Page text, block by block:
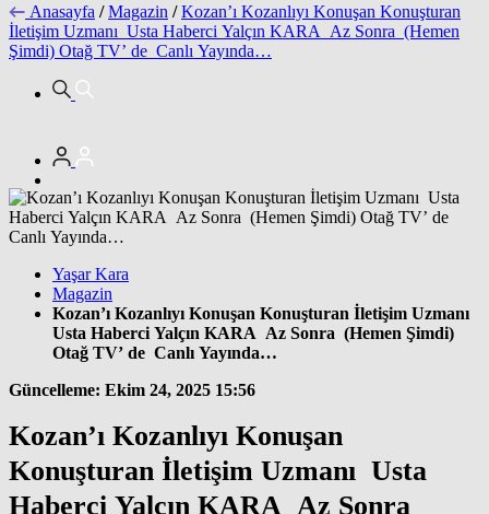
Anasayfa / Magazin / Kozan’ı Kozanlıyı Konuşan Konuşturan
İletişim Uzmanı Usta Haberci Yalçın KARA Az Sonra (Hemen
Şimdi) Otağ TV’ de Canlı Yayında…
Yaşar Kara
Magazin
Kozan’ı Kozanlıyı Konuşan Konuşturan İletişim Uzmanı
Usta Haberci Yalçın KARA Az Sonra (Hemen Şimdi)
Otağ TV’ de Canlı Yayında…
Güncelleme: Ekim 24, 2025 15:56
Kozan’ı Kozanlıyı Konuşan
Konuşturan İletişim Uzmanı Usta
Haberci Yalçın KARA Az Sonra